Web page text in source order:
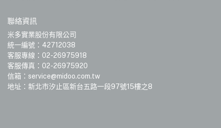
聯絡資訊
米多實業股份有限公司
統一編號：42712038
客服專線：02-26975918
客服傳真：02-26975920
信箱：service@midoo.com.tw
地址：新北市汐止區新台五路一段97號15樓之8